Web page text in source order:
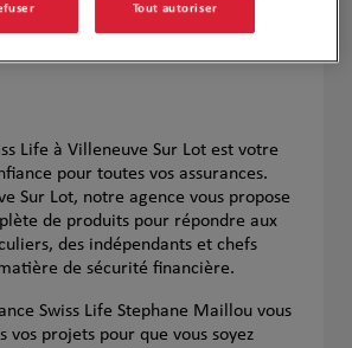
Life à Villeneuve Sur Lot est votre
pour toutes vos assurances.
Sur Lot, notre agence vous propose
de produits pour répondre aux
des indépendants et chefs
de sécurité financière.
Swiss Life Stephane Maillou vous
vos projets pour que vous soyez
Tout autoriser